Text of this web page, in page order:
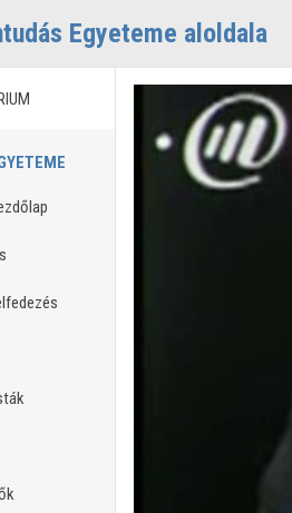
Egyeteme aloldala